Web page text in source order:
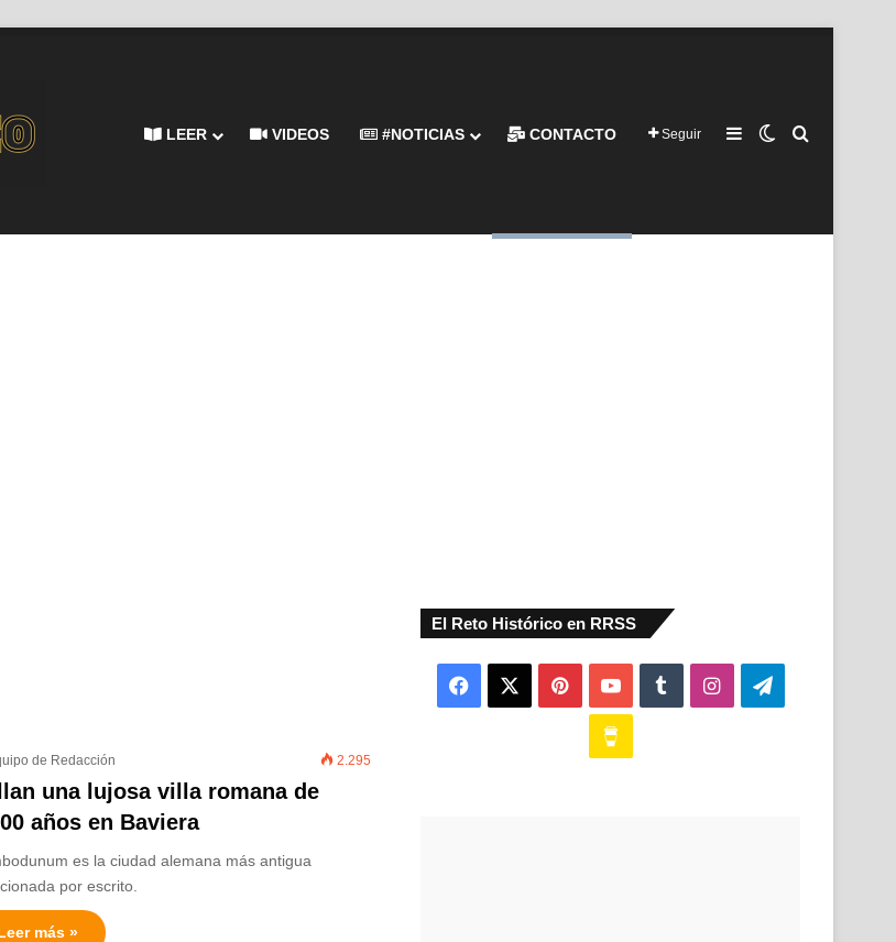
LEER VIDEOS #NOTICIAS CONTACTO Seguir Barra lateral
Switch skin
de Redacción 2.295
una lujosa villa romana de
años en Baviera
es la ciudad alemana más antigua
por escrito.
más »
El Reto Histórico en RRSS
Facebook PinterestYouTubeTumblrInstagramTelegram